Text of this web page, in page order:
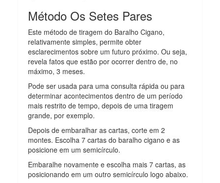
Método Os Setes Pares
Este método de tiragem do Baralho Cigano,
relativamente simples, permite obter
esclarecimentos sobre um futuro próximo. Ou seja,
revela fatos que estão por ocorrer dentro de, no
máximo, 3 meses.
Pode ser usada para uma consulta rápida ou para
determinar acontecimentos dentro de um período
mais restrito de tempo, depois de uma tiragem
grande, por exemplo.
Depois de embaralhar as cartas, corte em 2
montes. Escolha 7 cartas do baralho cigano e as
posicione em um semicírculo.
Embaralhe novamente e escolha mais 7 cartas, as
posicionando em um outro semicírculo logo abaixo.